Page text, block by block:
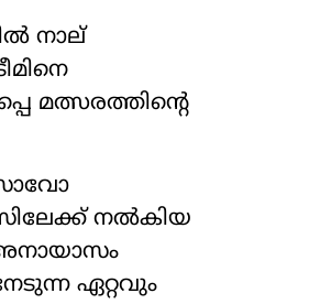
നാല്
മത്സരത്തിന്‍റെ
നൽകിയ
ഏറ്റവും